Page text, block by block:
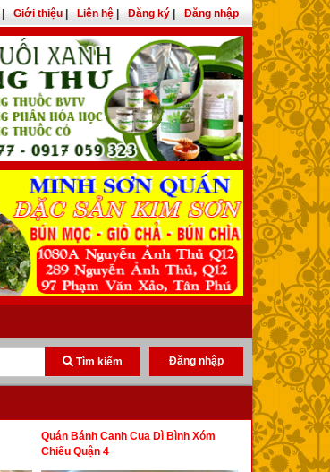
Giới thiệu Liên hệ Đăng ký Đăng nhập
Tìm kiếm Đăng nhập
Quán Bánh Canh Cua Dì Bình Xóm
Chiếu Quận 4